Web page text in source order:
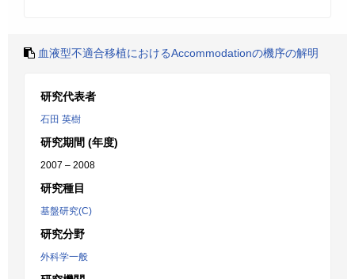
血液型不適合移植におけるAccommodationの機序の解明
研究代表者
石田 英樹
研究期間 (年度)
2007 – 2008
研究種目
基盤研究(C)
研究分野
外科学一般